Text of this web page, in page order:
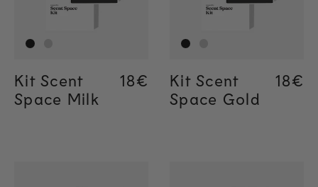
Kit Scent
Space Milk
Regular price
18€
Regular price
18€
Kit Scent
Space Gold
18€
18€